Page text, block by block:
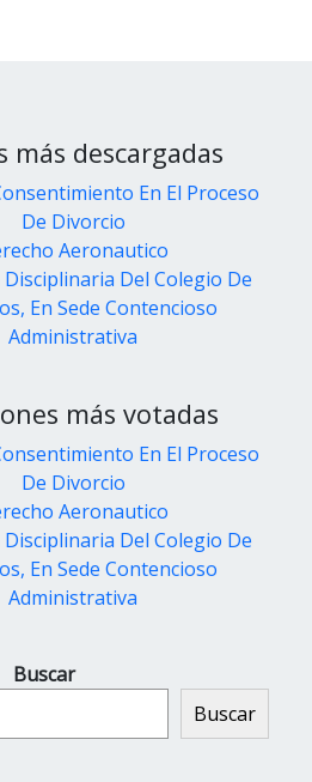
más descargadas
En El Proceso
De Divorcio
Aeronautico
Del Colegio De
En Sede Contencioso
Administrativa
más votadas
En El Proceso
De Divorcio
Aeronautico
Del Colegio De
En Sede Contencioso
Administrativa
Buscar
Buscar